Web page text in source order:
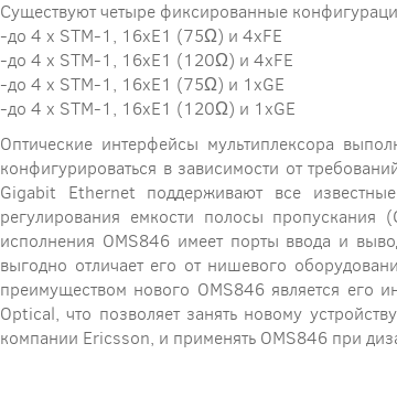
Существуют четыре фиксированные
-до 4 x STM-1, 16xE1 (75Ω) и 4xFE
-до 4 x STM-1, 16xE1 (120Ω) и 4xFE
-до 4 x STM-1, 16xE1 (75Ω) и 1xGE
-до 4 x STM-1, 16xE1 (120Ω) и 1xGE
Оптические интерфейсы мультиплексора
конфигурироваться в зависимости от
Gigabit Ethernet поддерживают все
регулирования емкости полосы пропускания
исполнения OMS846 имеет порты ввода и
выгодно отличает его от нишевого
преимуществом нового OMS846 является его
Optical, что позволяет занять новому
компании Ericsson, и применять OMS846 при